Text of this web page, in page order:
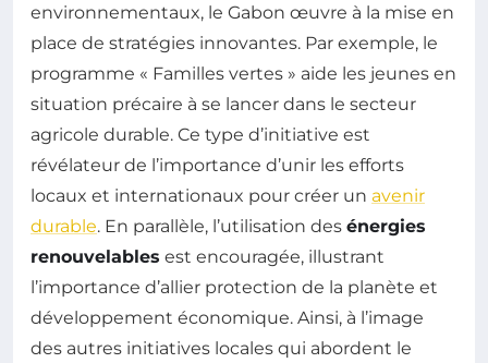
environnementaux, le Gabon œuvre à la mise en
place de stratégies innovantes. Par exemple, le
programme « Familles vertes » aide les jeunes en
situation précaire à se lancer dans le secteur
agricole durable. Ce type d’initiative est
révélateur de l’importance d’unir les efforts
locaux et internationaux pour créer un avenir
durable. En parallèle, l’utilisation des énergies
renouvelables est encouragée, illustrant
l’importance d’allier protection de la planète et
développement économique. Ainsi, à l’image
des autres initiatives locales qui abordent le